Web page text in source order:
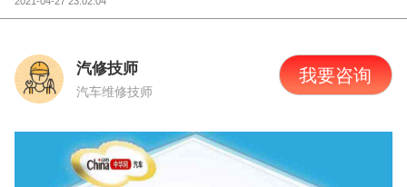
汽修技师
汽车维修技师
我要咨询